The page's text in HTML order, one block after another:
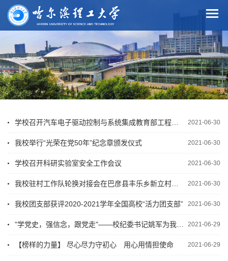
2021-06-30
2021-06-30
我校举行“光荣在党50年”纪念章颁发仪式
2021-06-30
学校召开科研实验室安全工作会议
2021-06-30
2021-06-30
我校团支部获评2020-2021学年全国高校“活力团支部”
2021-06-29
2021-06-29
【榜样的力量】 尽心尽力守初心 用心用情担使命